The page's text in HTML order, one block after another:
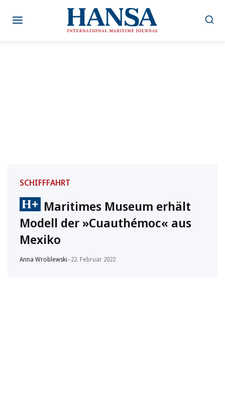
Inhalt
SCHIFFFAHRT
Maritimes Museum erhält
Modell der »Cuauthémoc« aus
Mexiko
Anna Wroblewski–22. Februar 2022